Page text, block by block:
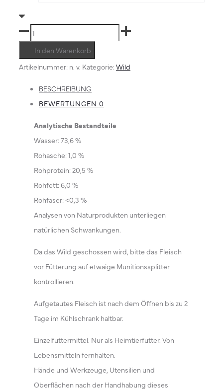
Muskelfleisch
geschnitten
Menge
In den Warenkorb
Artikelnummer: n. v. Kategorie: Wild
BESCHREIBUNG
BEWERTUNGEN 0
Analytische Bestandteile
Wasser: 73,6 %
Rohasche: 1,0 %
Rohprotein: 20,5 %
Rohfett: 6,0 %
Rohfaser: <0,3 %
Analysen von Naturprodukten unterliegen
natürlichen Schwankungen.
Da das Wild geschossen wird, bitte das Fleisch
vor Fütterung auf etwaige Munitionssplitter
kontrollieren.
Aufgetautes Fleisch ist nach dem Öffnen bis zu 2
Tage im Kühlschrank haltbar.
Einzelfuttermittel. Nur als Heimtierfutter. Von
Lebensmitteln fernhalten.
Hände und Werkzeuge, Utensilien und
Oberflächen nach der Handhabung dieses